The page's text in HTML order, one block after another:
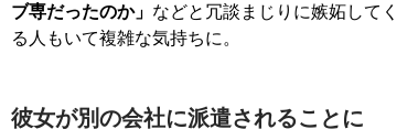
ブ専だったのか」 などと冗談まじりに嫉妬してく
る人もいて複雑な気持ちに。
彼女が別の会社に派遣されることに